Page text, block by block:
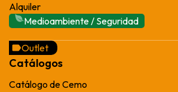
Alquiler
Medioambiente / Seguridad
Outlet
Catálogos
Catálogo de Cemo